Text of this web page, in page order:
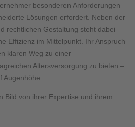
besonderen Anforderungen
Lösungen erfordert. Neben der
rechtlichen Gestaltung steht dabei
Effizienz im Mittelpunkt. Ihr Anspruch
klaren Weg zu einer
Altersversorgung zu bieten –
Augenhöhe.
Bild von ihrer Expertise und ihrem